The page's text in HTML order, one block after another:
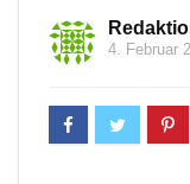
4. Februar